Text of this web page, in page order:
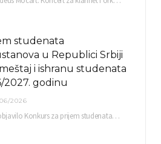
studenata
u Republici Srbiji
i ishranu studenata
2027. godinu
2026
Ministarstvo prosvete je objavilo Konkurs za prijem studenata visokoškolskih ustanova u Republici Srbiji u ustanove…